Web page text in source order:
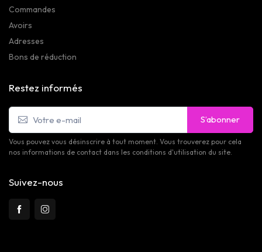
Commandes
Avoirs
Adresses
Bons de réduction
Restez informés
S’abonner
Vous pouvez vous désinscrire à tout moment. Vous trouverez pour cela
nos informations de contact dans les conditions d'utilisation du site.
Suivez-nous